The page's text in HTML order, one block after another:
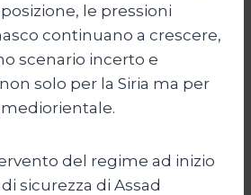
le pressioni
continuano a crescere,
scenario incerto e
solo per la Siria ma per
del regime ad inizio
sicurezza di Assad